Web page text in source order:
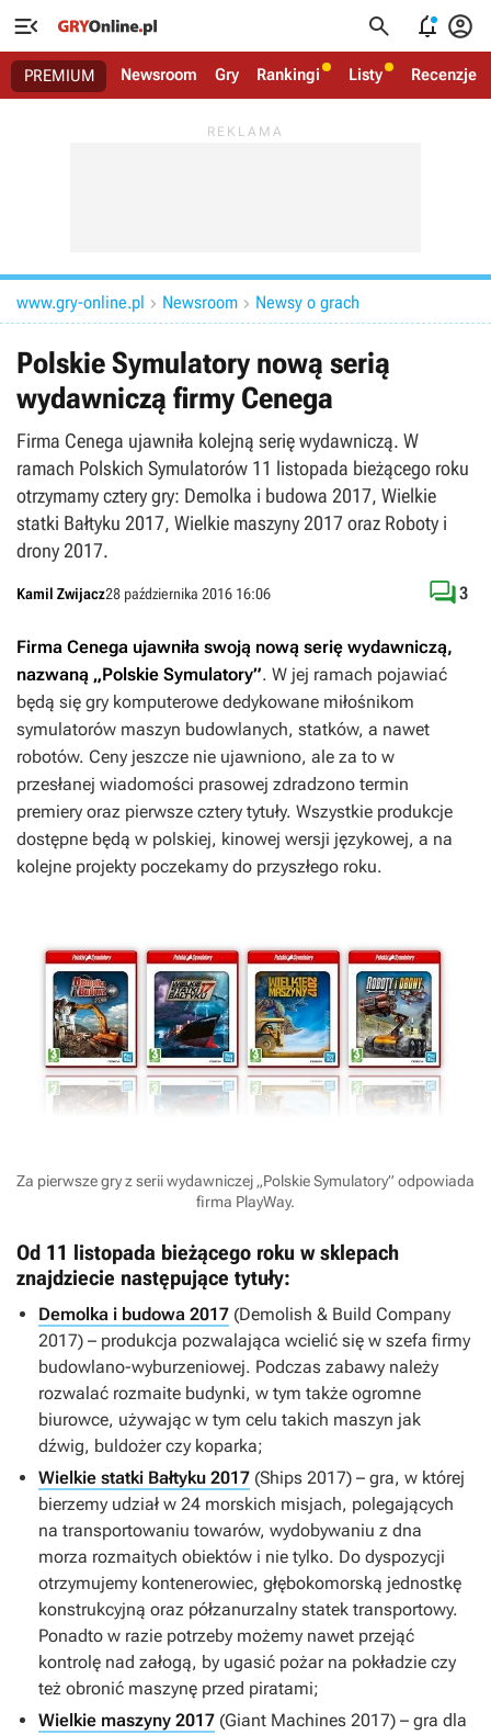
   
PREMIUM Newsroom Gry Rankingi Listy Recenzje
www.gry-online.pl  Newsroom  Newsy o grach
Polskie Symulatory nową serią
wydawniczą firmy Cenega
Firma Cenega ujawniła kolejną serię wydawniczą. W
ramach Polskich Symulatorów 11 listopada bieżącego roku
otrzymamy cztery gry: Demolka i budowa 2017, Wielkie
statki Bałtyku 2017, Wielkie maszyny 2017 oraz Roboty i
drony 2017.
Kamil Zwijacz28 października 2016 16:06 3
Firma Cenega ujawniła swoją nową serię wydawniczą,
nazwaną „Polskie Symulatory”. W jej ramach pojawiać
będą się gry komputerowe dedykowane miłośnikom
symulatorów maszyn budowlanych, statków, a nawet
robotów. Ceny jeszcze nie ujawniono, ale za to w
przesłanej wiadomości prasowej zdradzono termin
premiery oraz pierwsze cztery tytuły. Wszystkie produkcje
dostępne będą w polskiej, kinowej wersji językowej, a na
kolejne projekty poczekamy do przyszłego roku.
Za pierwsze gry z serii wydawniczej „Polskie Symulatory” odpowiada
firma PlayWay.
Od 11 listopada bieżącego roku w sklepach
znajdziecie następujące tytuły:
Demolka i budowa 2017 (Demolish & Build Company
2017) – produkcja pozwalająca wcielić się w szefa firmy
budowlano-wyburzeniowej. Podczas zabawy należy
rozwalać rozmaite budynki, w tym także ogromne
biurowce, używając w tym celu takich maszyn jak
dźwig, buldożer czy koparka;
Wielkie statki Bałtyku 2017 (Ships 2017) – gra, w której
bierzemy udział w 24 morskich misjach, polegających
na transportowaniu towarów, wydobywaniu z dna
morza rozmaitych obiektów i nie tylko. Do dyspozycji
otrzymujemy kontenerowiec, głębokomorską jednostkę
konstrukcyjną oraz półzanurzalny statek transportowy.
Ponadto w razie potrzeby możemy nawet przejąć
kontrolę nad załogą, by ugasić pożar na pokładzie czy
też obronić maszynę przed piratami;
Wielkie maszyny 2017 (Giant Machines 2017) – gra dla